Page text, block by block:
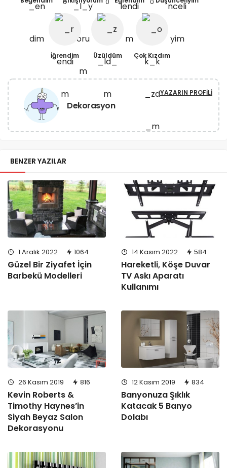
0
İğrendim
0
Üzüldüm
0
Çok Kızdım
Dekorasyon
YAZARIN PROFILI
BENZER YAZILAR
1 Aralık 2022 1064
Güzel Bir Ziyafet İçin
Barbekü Modelleri
14 Kasım 2022 584
Hareketli, Köşe Duvar
TV Askı Aparatı
Kullanımı
26 Kasım 2019 816
Kevin Roberts &
Timothy Haynes’in
Siyah Beyaz Salon
Dekorasyonu
12 Kasım 2019 834
Banyonuza Şıklık
Katacak 5 Banyo
Dolabı